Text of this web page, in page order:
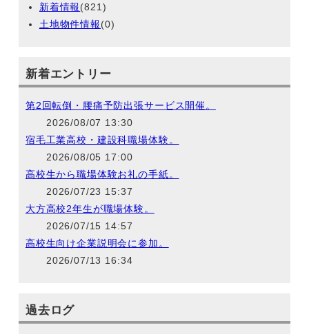
新着情報(821)
土地物件情報(0)
新着エントリー
第2回転倒・腰痛予防出張サービス開催。
2026/08/07 13:30
宿毛工業高校・建設科職場体験。
2026/08/05 17:00
高校生から職場体験お礼の手紙。
2026/07/23 15:37
大方高校2年生が職場体験。
2026/07/15 14:57
高校生向け企業説明会に参加。
2026/07/13 16:34
過去ログ